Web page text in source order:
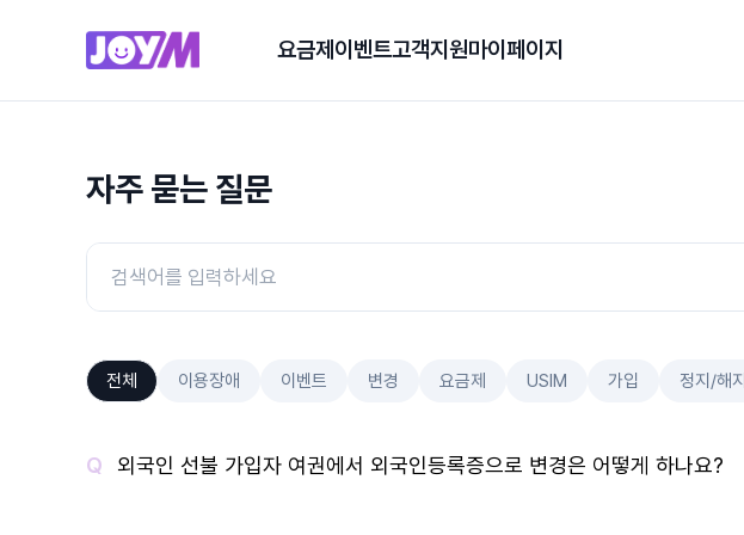
요금제 이벤트고객지원마이페이지
자주 묻는 질문
전체 이용장애 이벤트 변경 요금제 USIM 가입 정지/해지
외국인 선불 가입자 여권에서 외국인등록증으로 변경은 어떻게 하나요?